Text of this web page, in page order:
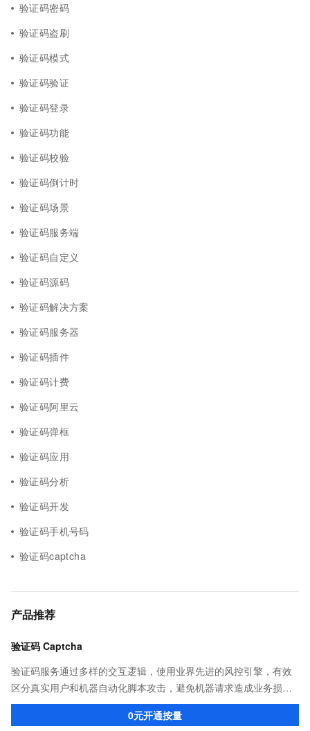
验证码密码
验证码盗刷
验证码模式
验证码验证
验证码登录
验证码功能
验证码校验
验证码倒计时
验证码场景
验证码服务端
验证码自定义
验证码源码
验证码解决方案
验证码服务器
验证码插件
验证码计费
验证码阿里云
验证码弹框
验证码应用
验证码分析
验证码开发
验证码手机号码
验证码captcha
产品推荐
验证码 Captcha
验证码服务通过多样的交互逻辑，使用业界先进的风控引擎，有效
区分真实用户和机器自动化脚本攻击，避免机器请求造成业务损
失。主要适用于垃圾注册、刷库撞库，薅羊毛，短信被刷等风险场
0元开通按量